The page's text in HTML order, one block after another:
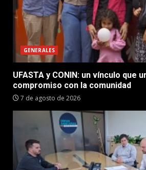
GENERALES
UFASTA y CONIN: un vínculo que
compromiso con la comunidad
7 de agosto de 2026